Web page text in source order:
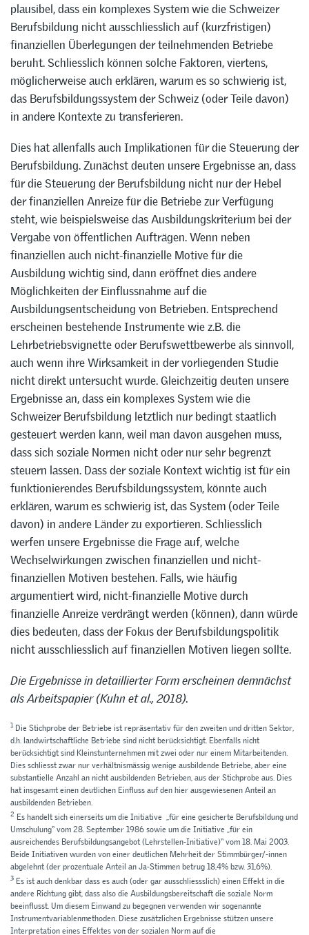
plausibel, dass ein komplexes System wie die Schweizer
Berufsbildung nicht ausschliesslich auf (kurzfristigen)
finanziellen Überlegungen der teilnehmenden Betriebe
beruht. Schliesslich können solche Faktoren, viertens,
möglicherweise auch erklären, warum es so schwierig ist,
das Berufsbildungssystem der Schweiz (oder Teile davon)
in andere Kontexte zu transferieren.
Dies hat allenfalls auch Implikationen für die Steuerung der
Berufsbildung. Zunächst deuten unsere Ergebnisse an, dass
für die Steuerung der Berufsbildung nicht nur der Hebel
der finanziellen Anreize für die Betriebe zur Verfügung
steht, wie beispielsweise das Ausbildungskriterium bei der
Vergabe von öffentlichen Aufträgen. Wenn neben
finanziellen auch nicht-finanzielle Motive für die
Ausbildung wichtig sind, dann eröffnet dies andere
Möglichkeiten der Einflussnahme auf die
Ausbildungsentscheidung von Betrieben. Entsprechend
erscheinen bestehende Instrumente wie z.B. die
Lehrbetriebsvignette oder Berufswettbewerbe als sinnvoll,
auch wenn ihre Wirksamkeit in der vorliegenden Studie
nicht direkt untersucht wurde. Gleichzeitig deuten unsere
Ergebnisse an, dass ein komplexes System wie die
Schweizer Berufsbildung letztlich nur bedingt staatlich
gesteuert werden kann, weil man davon ausgehen muss,
dass sich soziale Normen nicht oder nur sehr begrenzt
steuern lassen. Dass der soziale Kontext wichtig ist für ein
funktionierendes Berufsbildungssystem, könnte auch
erklären, warum es schwierig ist, das System (oder Teile
davon) in andere Länder zu exportieren. Schliesslich
werfen unsere Ergebnisse die Frage auf, welche
Wechselwirkungen zwischen finanziellen und nicht-
finanziellen Motiven bestehen. Falls, wie häufig
argumentiert wird, nicht-finanzielle Motive durch
finanzielle Anreize verdrängt werden (können), dann würde
dies bedeuten, dass der Fokus der Berufsbildungspolitik
nicht ausschliesslich auf finanziellen Motiven liegen sollte.
Die Ergebnisse in detaillierter Form erscheinen demnächst
als Arbeitspapier (Kuhn et al., 2018).
1Die Stichprobe der Betriebe ist repräsentativ für den zweiten und dritten Sektor,
d.h. landwirtschaftliche Betriebe sind nicht berücksichtigt. Ebenfalls nicht
berücksichtigt sind Kleinstunternehmen mit zwei oder nur einem Mitarbeitenden.
Dies schliesst zwar nur verhältnismässig wenige ausbildende Betriebe, aber eine
substantielle Anzahl an nicht ausbildenden Betrieben, aus der Stichprobe aus. Dies
hat insgesamt einen deutlichen Einfluss auf den hier ausgewiesenen Anteil an
ausbildenden Betrieben.
2 Es handelt sich einerseits um die Initiative „für eine gesicherte Berufsbildung und
Umschulung“ vom 28. September 1986 sowie um die Initiative „für ein
ausreichendes Berufsbildungsangebot (Lehrstellen-Initiative)“ vom 18. Mai 2003.
Beide Initiativen wurden von einer deutlichen Mehrheit der Stimmbürger/-innen
abgelehnt (der prozentuale Anteil an Ja-Stimmen betrug 18,4% bzw. 31,6%).
3 Es ist auch denkbar dass es auch (oder gar ausschliessslich) einen Effekt in die
andere Richtung gibt, dass also die Ausbildungsbereitschaft die soziale Norm
beeinflusst. Um diesem Einwand zu begegnen verwenden wir sogenannte
Instrumentvariablenmethoden. Diese zusätzlichen Ergebnisse stützen unsere
Interpretation eines Effektes von der sozialen Norm auf die